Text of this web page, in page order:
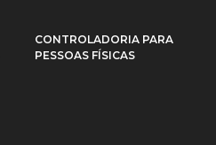
CONTROLADORIA PARA
PESSOAS FÍSICAS